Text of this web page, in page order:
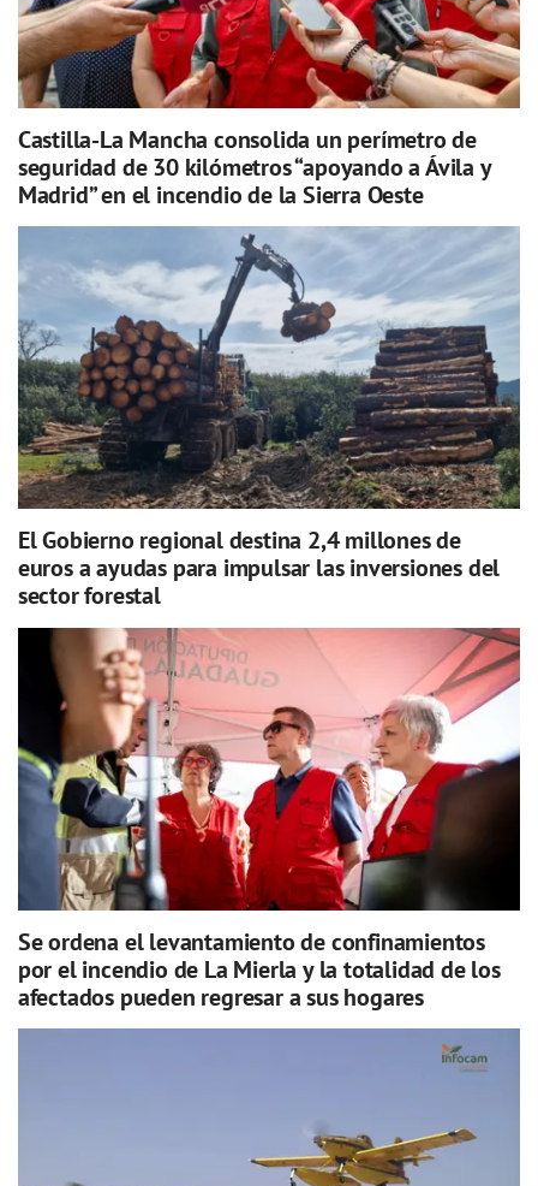
Castilla-La Mancha consolida un perímetro de
seguridad de 30 kilómetros “apoyando a Ávila y
Madrid” en el incendio de la Sierra Oeste
El Gobierno regional destina 2,4 millones de
euros a ayudas para impulsar las inversiones del
sector forestal
Se ordena el levantamiento de confinamientos
por el incendio de La Mierla y la totalidad de los
afectados pueden regresar a sus hogares